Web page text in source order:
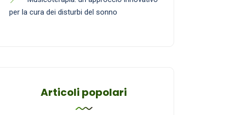
per la cura dei disturbi del sonno
Articoli popolari